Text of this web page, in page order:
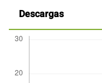
Descargas